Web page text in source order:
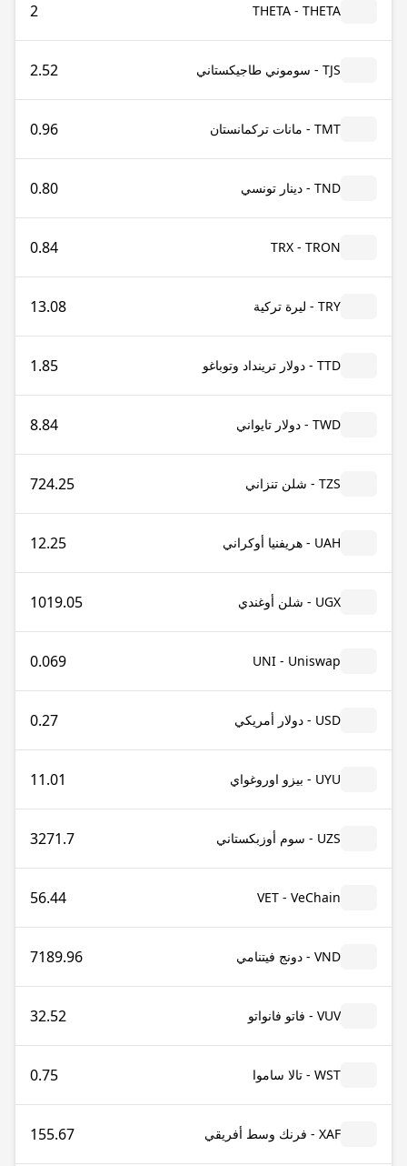
THETA - THETA
2
TJS - سوموني طاجيكستاني 2.52
TMT - مانات تركمانستان 0.96
TND - دينار تونسي 0.80
TRX - TRON
0.84
TRY - ليرة تركية 13.08
TTD - دولار ترينداد وتوباغو 1.85
TWD - دولار تايواني 8.84
TZS - شلن تنزاني 724.25
UAH - هريفنيا أوكراني 12.25
UGX - شلن أوغندي 1019.05
UNI - Uniswap
0.069
USD - دولار أمريكي 0.27
UYU - بيزو اوروغواي 11.01
UZS - سوم أوزبكستاني 3271.7
VET - VeChain
56.44
VND - دونج فيتنامي 7189.96
VUV - فاتو فانواتو 32.52
WST - تالا ساموا 0.75
XAF - فرنك وسط أفريقي 155.67